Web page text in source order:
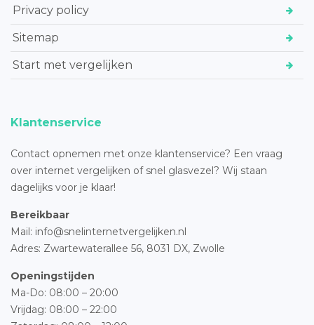
Privacy policy
Sitemap
Start met vergelijken
Klantenservice
Contact opnemen met onze klantenservice? Een vraag
over internet vergelijken of snel glasvezel? Wij staan
dagelijks voor je klaar!
Bereikbaar
Mail: info@snelinternetvergelijken.nl
Adres: Zwartewaterallee 56, 8031 DX, Zwolle
Openingstijden
Ma-Do: 08:00 – 20:00
Vrijdag: 08:00 – 22:00